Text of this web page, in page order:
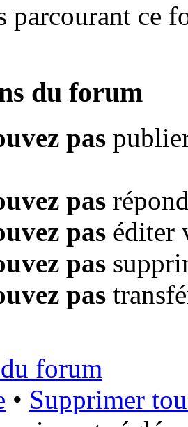
parcourant ce
du forum
pas
pas
pas éditer
pas
pas
forum
• Supprimer